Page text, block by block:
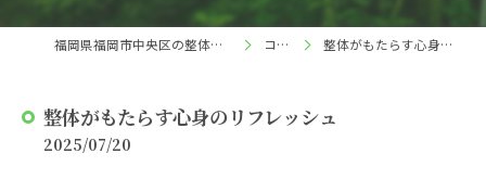
福岡県福岡市中央区の整体ならReflex 小笹店 コラム 整体がもたらす心身のリフレッシュ
整体がもたらす心身のリフレッシュ
2025/07/20